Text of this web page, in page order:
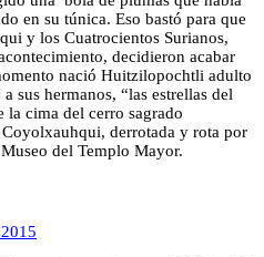
en su túnica. Eso bastó para que
y los Cuatrocientos Surianos,
decidieron acabar
nació Huitzilopochtli adulto
sus hermanos, “las estrellas del
la cima del cerro sagrado
derrotada y rota por
del Templo Mayor.